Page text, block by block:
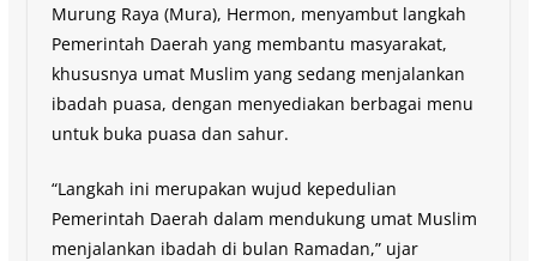
Murung Raya (Mura), Hermon, menyambut langkah
Pemerintah Daerah yang membantu masyarakat,
khususnya umat Muslim yang sedang menjalankan
ibadah puasa, dengan menyediakan berbagai menu
untuk buka puasa dan sahur.
“Langkah ini merupakan wujud kepedulian
Pemerintah Daerah dalam mendukung umat Muslim
menjalankan ibadah di bulan Ramadan,” ujar